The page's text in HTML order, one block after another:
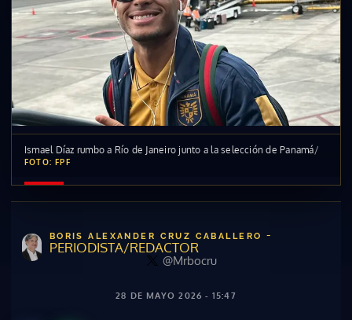
Ismael Díaz rumbo a Río de Janeiro junto a la selección de Panamá/
FOTO: FPF
BORIS ALEXANDER CRUZ CABALLERO -
PERIODISTA/REDACTOR
@Mrbocru
28 DE MAYO 2026 - 15:47